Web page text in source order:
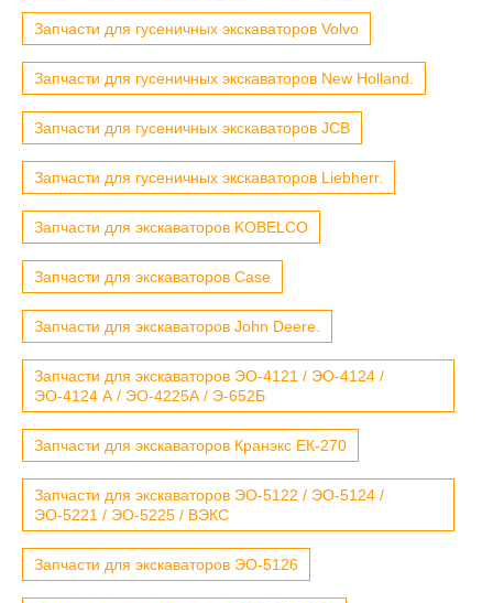
Запчасти для гусеничных экскаваторов Volvo
Запчасти для гусеничных экскаваторов New Holland.
Запчасти для гусеничных экскаваторов JCB
Запчасти для гусеничных экскаваторов Liebherr.
Запчасти для экскаваторов KOBELCO
Запчасти для экскаваторов Case
Запчасти для экскаваторов John Deere.
Запчасти для экскаваторов ЭО-4121 / ЭО-4124 /
ЭО-4124 А / ЭО-4225А / Э-652Б
Запчасти для экскаваторов Кранэкс ЕК-270
Запчасти для экскаваторов ЭО-5122 / ЭО-5124 /
ЭО-5221 / ЭО-5225 / ВЭКС
Запчасти для экскаваторов ЭО-5126